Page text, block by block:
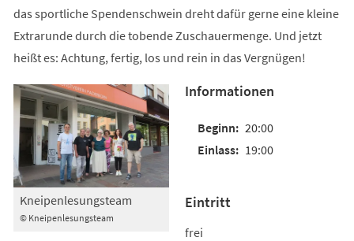
das sportliche Spendenschwein dreht dafür gerne eine kleine
Extrarunde durch die tobende Zuschauermenge. Und jetzt
heißt es: Achtung, fertig, los und rein in das Vergnügen!
© Kneipenlesungsteam
Kneipenlesungsteam
Informationen
20:00
19:00
Eintritt
frei